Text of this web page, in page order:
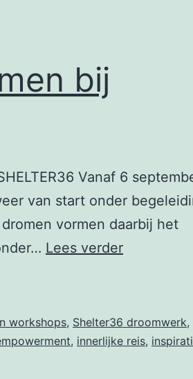
bij
Vanaf 6
van start onder
vormen daarbij het
Lees verderDeel
bij
Shelter36
workshops, Shelter36 droomwerk,
, innerlijke reis,